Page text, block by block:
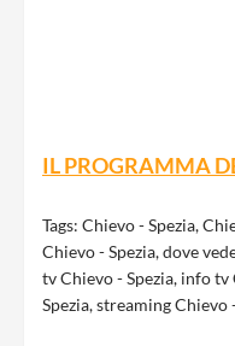
IL PROGRAMMA
Tags: Chievo - Spezia,
Chievo - Spezia,dove
tv Chievo - Spezia, info tv
Spezia,streaming Chievo